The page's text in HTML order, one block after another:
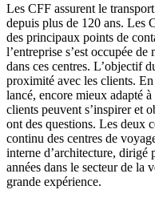
Les CFF assurent le
depuis plus de 120 ans. Les
des principaux points de
l’entreprise s’est occupée
dans ces centres. L’objectif
proximité avec les clients.
lancé, encore mieux adapté
clients peuvent s’inspirer et
ont des questions. Les deux
continu des centres de
interne d’architecture, dirigé
années dans le secteur de la
grande expérience.